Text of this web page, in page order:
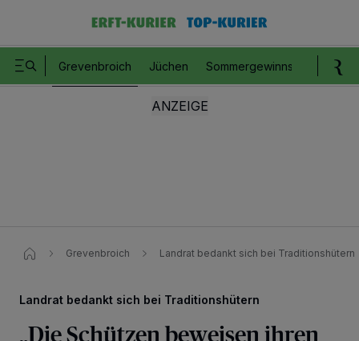
Grevenbroich Jüchen Sommergewinnspiel
Grevenbroich Landrat bedankt sich bei Traditionshütern
Landrat bedankt sich bei Traditionshütern
„Die Schützen beweisen ihren